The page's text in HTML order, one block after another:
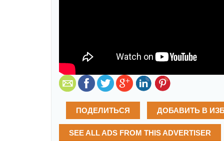
ПОДЕЛИТЬСЯ ДОБАВИТЬ В
SEE ALL ADS FROM THIS ADVERTISER